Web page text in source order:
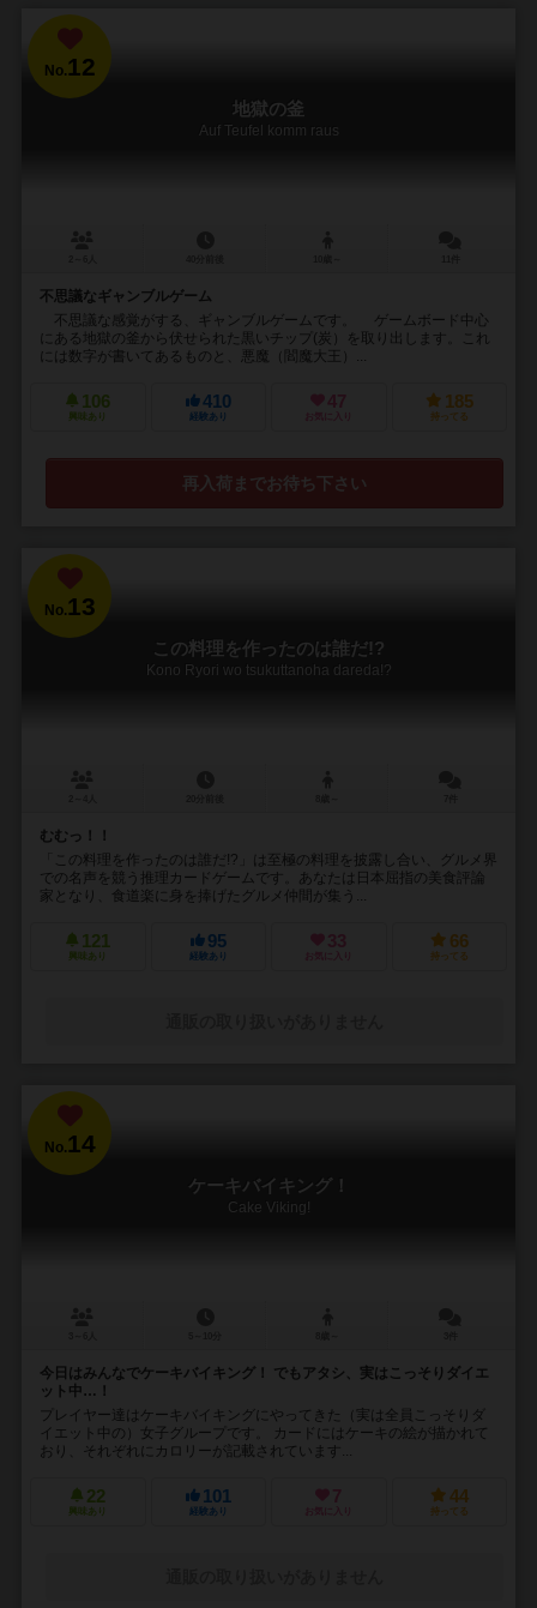
No.12
地獄の釜
Auf Teufel komm raus
不思議なギャンブルゲーム
不思議な感覚がする、ギャンブルゲームです。 ゲームボード中心
にある地獄の釜から伏せられた黒いチップ(炭）を取り出します。これ
には数字が書いてあるものと、悪魔（閻魔大王）...
106
興味あり
410
経験あり
47
お気に入り
185
持ってる
再入荷までお待ち下さい
No.13
この料理を作ったのは誰だ!?
Kono Ryori wo tsukuttanoha dareda!?
むむっ！！
「この料理を作ったのは誰だ!?」は至極の料理を披露し合い、グルメ界
での名声を競う推理カードゲームです。あなたは日本屈指の美食評論
家となり、食道楽に身を捧げたグルメ仲間が集う...
121
興味あり
95
経験あり
33
お気に入り
66
持ってる
No.14
ケーキバイキング！
Cake Viking!
今日はみんなでケーキバイキング！ でもアタシ、実はこっそりダイエ
ット中…！
プレイヤー達はケーキバイキングにやってきた（実は全員こっそりダ
イエット中の）女子グループです。 カードにはケーキの絵が描かれて
おり、それぞれにカロリーが記載されています...
22
興味あり
101
経験あり
7
お気に入り
44
持ってる